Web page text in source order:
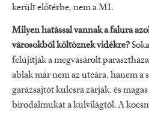
került előtérbe, nem a MI.
Milyen hatással vannak a falura
városokból költöznek vidékre?
felújítják a megvásárolt
ablak már nem az utcára, hanem a
garázsajtót kulcsra zárják, és
birodalmukat a külvilágtól. A